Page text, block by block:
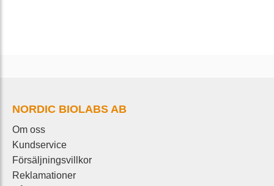
NORDIC BIOLABS AB
Om oss
Kundservice
Försäljningsvillkor
Reklamationer